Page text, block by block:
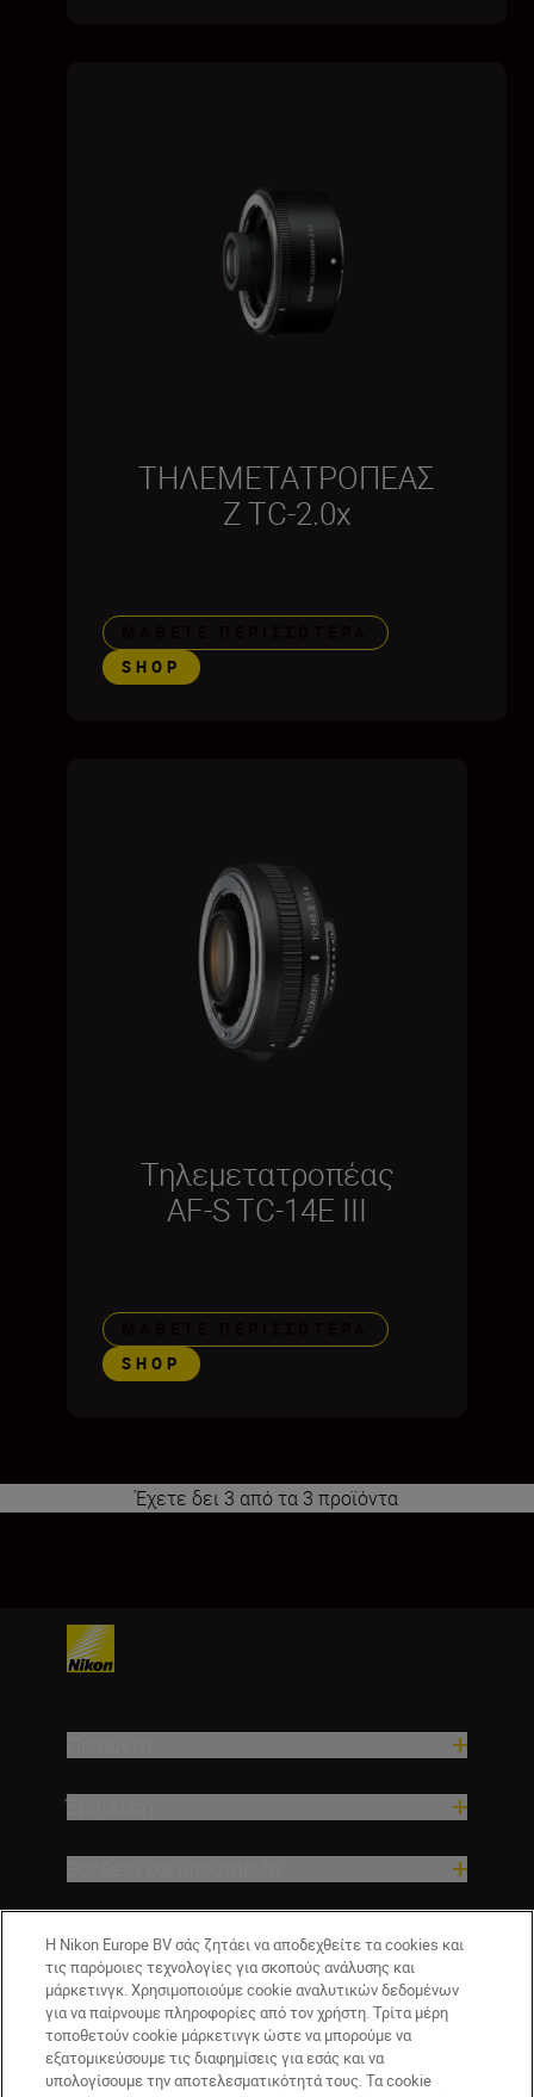
ΤΗΛΕΜΕΤΑΤΡΟΠΕΑΣ
Z TC-2.0x
SHOP
Τηλεμετατροπέας
AF-S TC-14E III
SHOP
Έχετε δει 3 από τα 3 προϊόντα
Η Nikon Europe BV σάς ζητάει να αποδεχθείτε τα cookies και
τις παρόμοιες τεχνολογίες για σκοπούς ανάλυσης και
μάρκετινγκ. Χρησιμοποιούμε cookie αναλυτικών δεδομένων
για να παίρνουμε πληροφορίες από τον χρήστη. Τρίτα μέρη
τοποθετούν cookie μάρκετινγκ ώστε να μπορούμε να
εξατομικεύσουμε τις διαφημίσεις για εσάς και να
υπολογίσουμε την αποτελεσματικότητά τους. Τα cookie